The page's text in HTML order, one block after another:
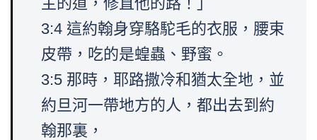
3:4 這約翰身穿駱駝毛的衣服，腰束
皮帶，吃的是蝗蟲、野蜜。
3:5 那時，耶路撒冷和猶太全地，並
約旦河一帶地方的人，都出去到約
翰那裏，